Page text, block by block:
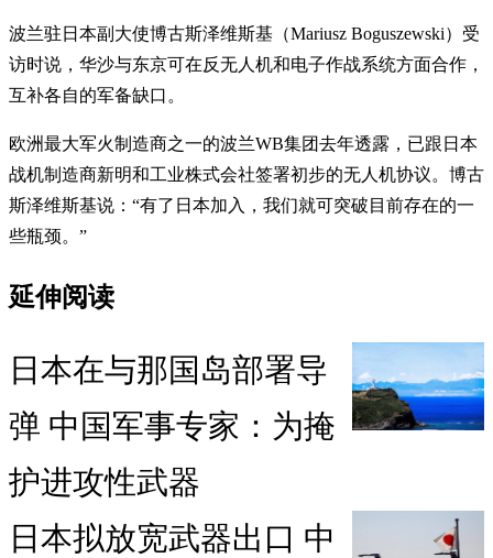
波兰驻日本副大使博古斯泽维斯基（Mariusz Boguszewski）受
访时说，华沙与东京可在反无人机和电子作战系统方面合作，
互补各自的军备缺口。
欧洲最大军火制造商之一的波兰WB集团去年透露，已跟日本
战机制造商新明和工业株式会社签署初步的无人机协议。博古
斯泽维斯基说：“有了日本加入，我们就可突破目前存在的一
些瓶颈。”
延伸阅读
日本在与那国岛部署导
弹 中国军事专家：为掩
护进攻性武器
日本拟放宽武器出口 中